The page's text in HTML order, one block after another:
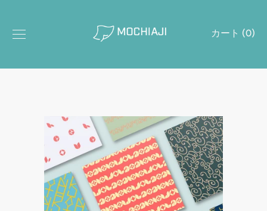
カート (0)